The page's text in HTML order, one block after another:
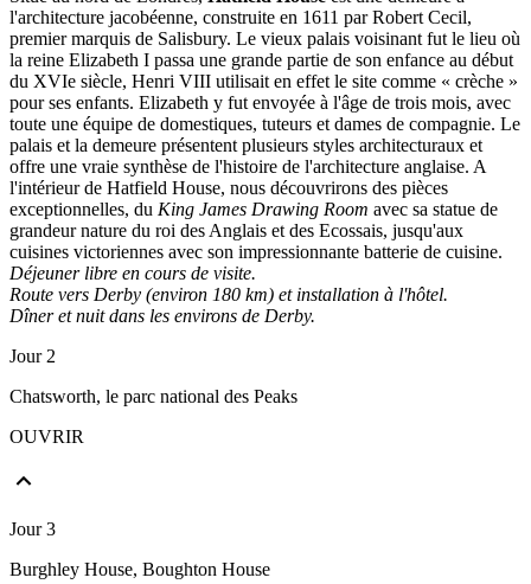
l'architecture jacobéenne, construite en 1611 par Robert Cecil,
premier marquis de Salisbury. Le vieux palais voisinant fut le lieu où
la reine Elizabeth I passa une grande partie de son enfance au début
du XVIe siècle, Henri VIII utilisait en effet le site comme « crèche »
pour ses enfants. Elizabeth y fut envoyée à l'âge de trois mois, avec
toute une équipe de domestiques, tuteurs et dames de compagnie. Le
palais et la demeure présentent plusieurs styles architecturaux et
offre une vraie synthèse de l'histoire de l'architecture anglaise. A
l'intérieur de Hatfield House, nous découvrirons des pièces
exceptionnelles, du King James Drawing Room avec sa statue de
grandeur nature du roi des Anglais et des Ecossais, jusqu'aux
cuisines victoriennes avec son impressionnante batterie de cuisine.
Déjeuner libre en cours de visite.
Route vers Derby (environ 180 km) et installation à l'hôtel.
Dîner et nuit dans les environs de Derby.
Jour 2
Chatsworth, le parc national des Peaks
OUVRIR
Jour 3
Burghley House, Boughton House